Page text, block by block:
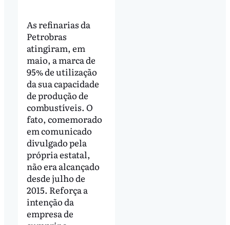
As refinarias da
Petrobras
atingiram, em
maio, a marca de
95% de utilização
da sua capacidade
de produção de
combustíveis. O
fato, comemorado
em comunicado
divulgado pela
própria estatal,
não era alcançado
desde julho de
2015. Reforça a
intenção da
empresa de